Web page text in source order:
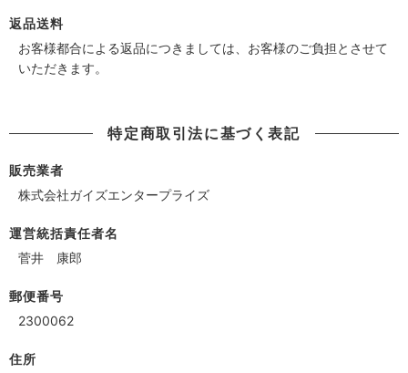
返品送料
お客様都合による返品につきましては、お客様のご負担とさせて
いただきます。
特定商取引法に基づく表記
販売業者
株式会社ガイズエンタープライズ
運営統括責任者名
菅井 康郎
郵便番号
2300062
住所